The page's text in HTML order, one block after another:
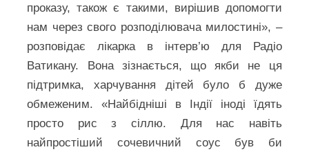
проказу, також є такими, вирішив допомогти
нам через свого розподілювача милостині», –
розповідає лікарка в інтерв’ю для Радіо
Ватикану. Вона зізнається, що якби не ця
підтримка, харчування дітей було б дуже
обмеженим. «Найбідніші в Індії іноді їдять
просто рис з сіллю. Для нас навіть
найпростіший сочевичний соус був би